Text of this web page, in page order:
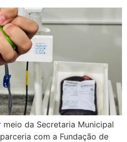
da Secretaria Municipal
com a Fundação de